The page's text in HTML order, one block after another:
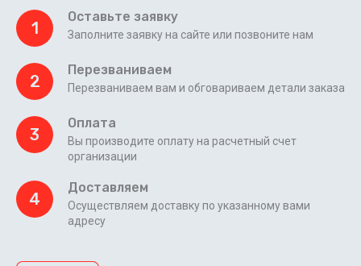
1
Оставьте заявку
Заполните заявку на сайте или позвоните нам
2
Перезваниваем
Перезваниваем вам и обговариваем детали заказа
3
Оплата
Вы производите оплату на расчетный счет
организации
4
Доставляем
Осуществляем доставку по указанному вами
адресу